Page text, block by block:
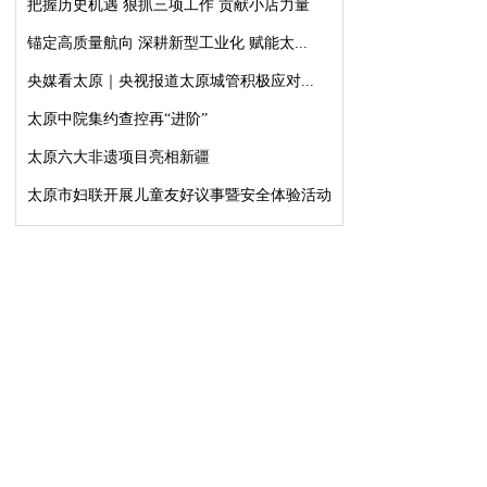
把握历史机遇 狠抓三项工作 贡献小店力量
锚定高质量航向 深耕新型工业化 赋能太...
央媒看太原｜央视报道太原城管积极应对...
太原中院集约查控再“进阶”
太原六大非遗项目亮相新疆
太原市妇联开展儿童友好议事暨安全体验活动